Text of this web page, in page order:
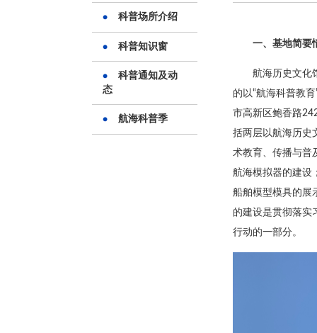
科普场所介绍
科普知识窗
科普通知及动
态
航海科普季
一、基地简要
航海历史文化
的以“航海科普教
市高新区鲍香路
括两层以航海历史
术教育、传播与普
航海模拟器的建设
船舶模型模具的展
的建设是贯彻落实
行动的一部分。